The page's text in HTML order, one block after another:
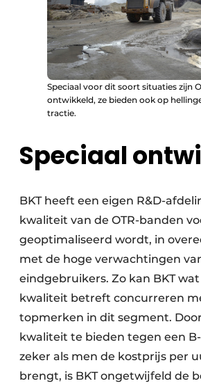
Speciaal voor dit soort situaties zijn
ontwikkeld, ze bieden ook op
tractie.
Speciaal
BKT heeft een eigen R&D-
kwaliteit van de OTR-banden
geoptimaliseerd wordt, in
met de hoge verwachtingen
eindgebruikers. Zo kan BKT
kwaliteit betreft concurreren
topmerken in dit segment.
kwaliteit te bieden tegen een
zeker als men de kostprijs per
brengt, is BKT ongetwijfeld de